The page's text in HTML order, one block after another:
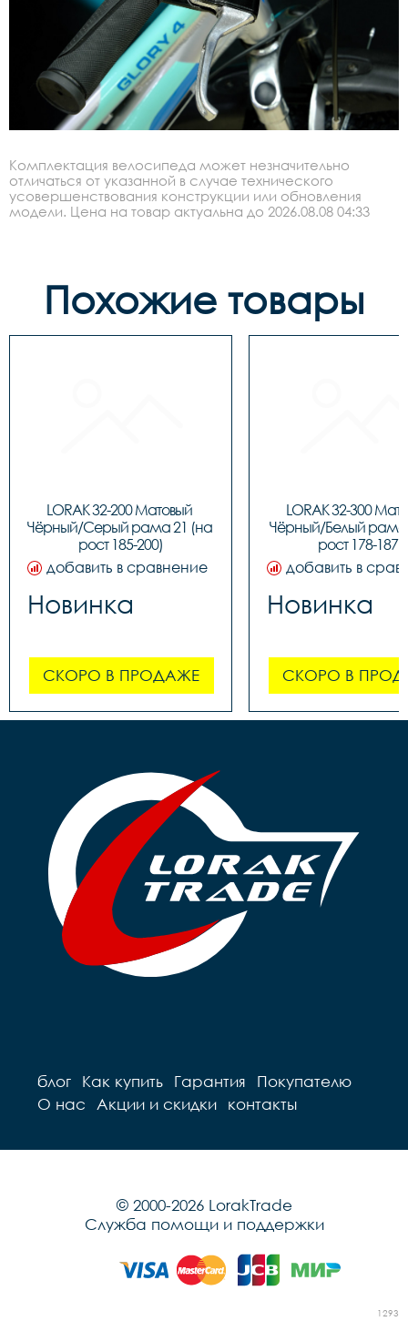
Комплектация велосипеда может незначительно
отличаться от указанной в случае технического
усовершенствования конструкции или обновления
модели. Цена на товар актуальна до 2026.08.08 04:33
Похожие товары
LORAK 32-200 Матовый
Чёрный/Серый рама 21 (на
рост 185-200)
добавить в сравнение
Новинка
СКОРО В ПРОДАЖЕ
LORAK 32-300
Чёрный/Белый рама
рост 178-187)
добавить в
Новинка
СКОРО В
блог Как купить Гарантия
Покупателю
О нас
Акции и скидки контакты
© 2000-2026 LorakTrade
Служба помощи и поддержки
1293